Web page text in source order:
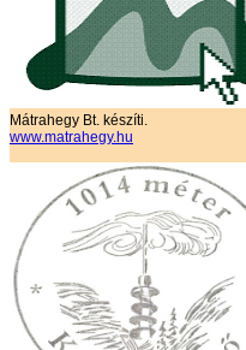
Mátrahegy Bt. készíti.
www.matrahegy.hu